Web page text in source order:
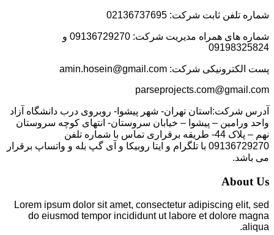
شماره تلفن ثابت شرکت: 02136737695
شماره های همراه مدیریت شرکت: 09136729270 و
09198325824
پست الکترونیکی شرکت: amin.hosein@gmail.com
parseprojects.com@gmail.com
آدرس شرکت:استان تهران- شهر پیشوا- روبروی درب دانشگاه آزاد
واحد ورامین – پیشوا – خیابان سروستان- انتهای کوچه سروستان
نهم – پلاک 44- طریقه برقراری تماس با شماره تلفن
09136729270 با تلگرام و ایتا روبیکا و آی گپ بله و واتساپ برقرار
می باشد.
About Us
Lorem ipsum dolor sit amet, consectetur adipiscing elit, sed
do eiusmod tempor incididunt ut labore et dolore magna
aliqua.